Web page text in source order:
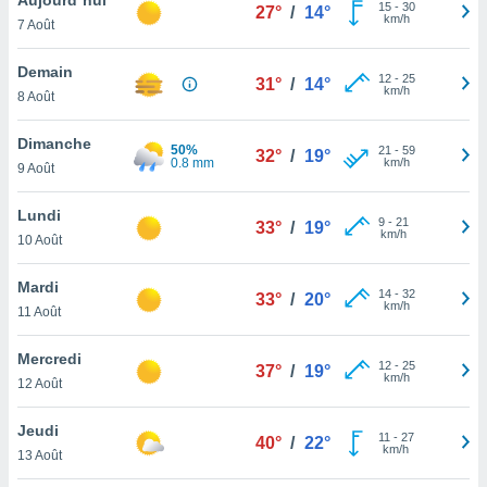
et
»,
au
vous
qu'ils
ou
le
ainsi
un
la
du
7 Août
27° / 14° 15- 30
km/h
Demain
8 Août
31° / 14° 12- 25
km/h
Dimanche
9 Août
50%
0.8 mm
32° / 19° 21 - 59
km/h
Lundi
10 Août
33° / 19° 9- 21
km/h
Mardi
11 Août
33° / 20° 14- 32
km/h
Mercredi
12 Août
37° / 19° 12- 25
km/h
Jeudi
13 Août
40° / 22° 11 - 27
km/h